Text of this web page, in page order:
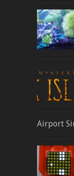
Airport